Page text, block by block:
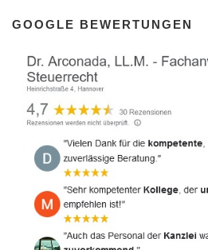
GOOGLE BEWERTUNGEN